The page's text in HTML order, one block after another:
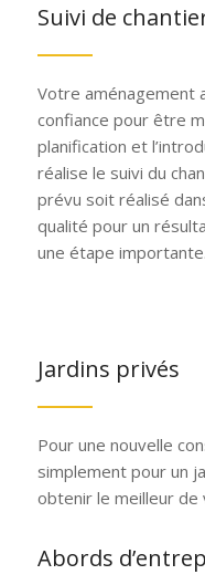
Suivi de
Votre aménagement
confiance pour être
planification et
réalise le suivi du
prévu soit réalisé
qualité pour un
une étape importante.
Jardins privés
Pour une nouvelle
simplement pour un
obtenir le meilleur de
Abords